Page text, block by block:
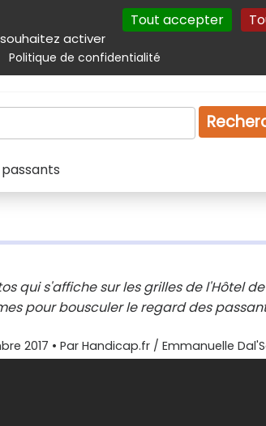
activer
Tout accepter
Politique de confidentialité
Autres services Plan du site
Emploi Droit
qui s'affiche sur les grilles de l'Hôtel
pour bousculer le regard des
2017 • Par Handicap.fr / Emmanuelle